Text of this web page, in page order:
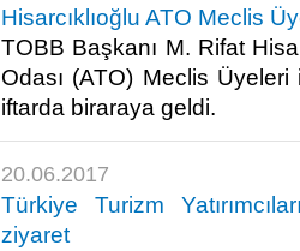
Hisarcıklıoğlu ATO Meclis
TOBB Başkanı M. Rifat
Odası (ATO) Meclis
iftarda biraraya geldi.​
20.06.2017
Türkiye Turizm
ziyaret